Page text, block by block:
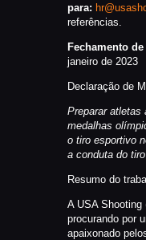
ÁREA
para:
referências.
Fechamento
janeiro de 2023
Declaração de
Preparar atletas
medalhas
o tiro esportivo
a conduta do
Resumo do
A USA
procurando por
apaixonado